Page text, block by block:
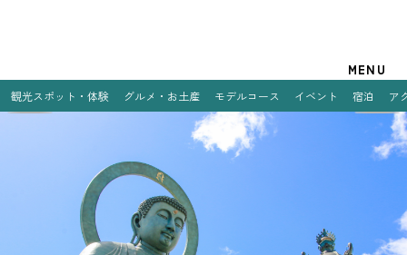
観光スポット・体験 グルメ・お土産 モデルコース イベント 宿泊 ア
観光スポット・体験
グルメ・お土産
モデルコース
MENU